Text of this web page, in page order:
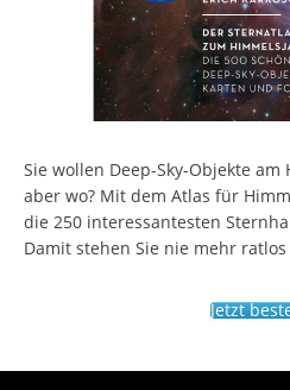
Sie wollen Deep-Sky-Objekte
aber wo? Mit dem Atlas für
die 250 interessantesten
Damit stehen Sie nie mehr
Jetzt